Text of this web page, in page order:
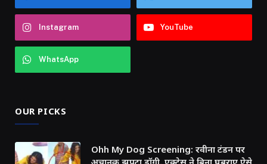
Instagram YouTube
WhatsApp
OUR PICKS
Ohh My Dog Screening: रवीना टंडन पर
अचानक झपटा डॉगी, एक्ट्रेस ने बिना घबराए ऐसे